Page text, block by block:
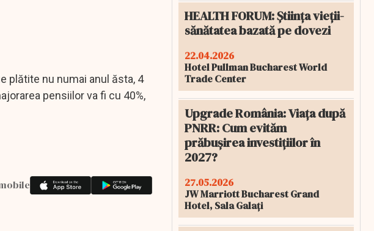
plătite nu numai anul ăsta, 4
pensiilor va fi cu 40%,
HEALTH FORUM: Știința vieții-
sănătatea bazată pe dovezi
22.04.2026
Hotel Pullman Bucharest World
Trade Center
Upgrade România: Viața după
PNRR: Cum evităm
prăbușirea investițiilor în
2027?
27.05.2026
JW Marriott Bucharest Grand
Hotel, Sala Galați